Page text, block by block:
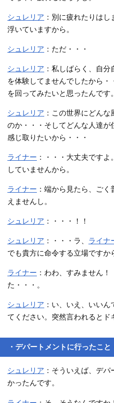
シュレリア ：別に疲れたりは
浮いていますから。
シュレリア ：ただ・・・
シュレリア ：私しばらく、自
を体験してませんでしたから
を回ってみたいと思ったんです。
シュレリア ：この世界にどん
のか・・・そしてどんな人達
感じ取りたいから・・・
ライナー ：・・・大丈夫です
していませんから。
ライナー ：端から見たら、ご
えませんし。
シュレリア ：・・・！！
シュレリア ：・・・ラ、 ライナ
でも貴方に命令する立場ですか
ライナー ：わわ、すみません
た・・・。
シュレリア ：い、いえ、いい
てください。突然言われるとド
・デパートメントに行ったこ
シュレリア ：そういえば、デ
かったんです。